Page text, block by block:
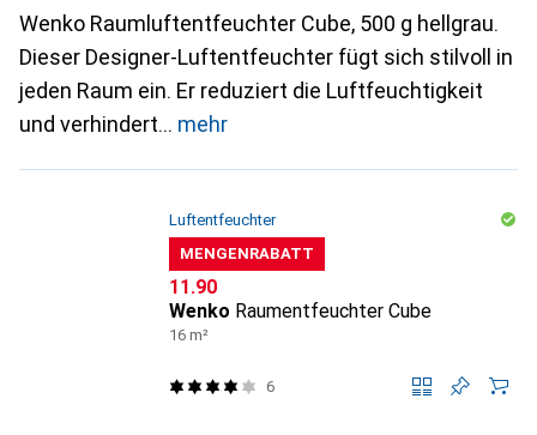
Wenko Raumluftentfeuchter Cube, 500 g hellgrau.
Dieser Designer-Luftentfeuchter fügt sich stilvoll in
jeden Raum ein. Er reduziert die Luftfeuchtigkeit
und verhindert
mehr
Luftentfeuchter
MENGENRABATT
CHF
11.90
Wenko Raumentfeuchter Cube
16 m²
6